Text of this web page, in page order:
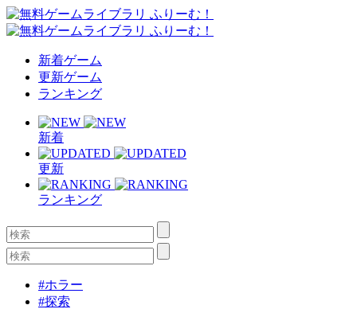
新着ゲーム
更新ゲーム
ランキング
新着
更新
ランキング
#ホラー
#探索